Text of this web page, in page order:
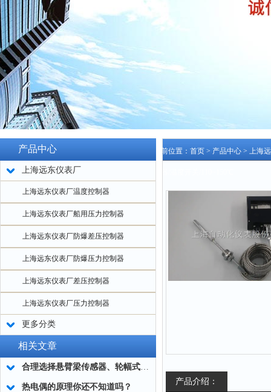
产品中心
上海远东仪表厂
上海远东仪表厂温度控制器
上海远东仪表厂船用压力控制器
上海远东仪表厂防爆差压控制器
上海远东仪表厂防爆压力控制器
上海远东仪表厂差压控制器
上海远东仪表厂压力控制器
更多分类
相关文章
合理选择悬臂梁传感器、轮幅式传感器、拉压力传感器的类型？
热电偶的原理你还不知道吗？
当前位置： 首页 > 产品中心 > 上海
产品介绍：